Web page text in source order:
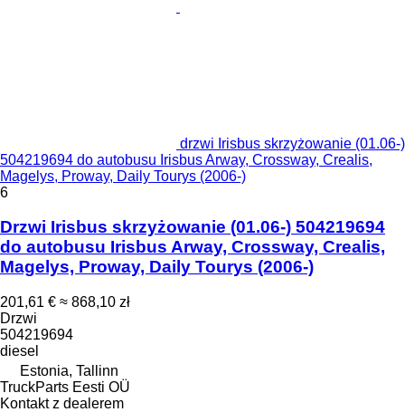
drzwi Irisbus skrzyżowanie (01.06-)
504219694 do autobusu Irisbus Arway, Crossway, Crealis,
Magelys, Proway, Daily Tourys (2006-)
6
Drzwi Irisbus skrzyżowanie (01.06-) 504219694
do autobusu Irisbus Arway, Crossway, Crealis,
Magelys, Proway, Daily Tourys (2006-)
201,61 € ≈ 868,10 zł
Drzwi
504219694
diesel
Estonia, Tallinn
TruckParts Eesti OÜ
Kontakt z dealerem